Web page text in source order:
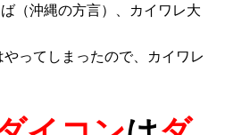
（沖縄の方言）、カイワレ大
ってしまったので、カイワレ